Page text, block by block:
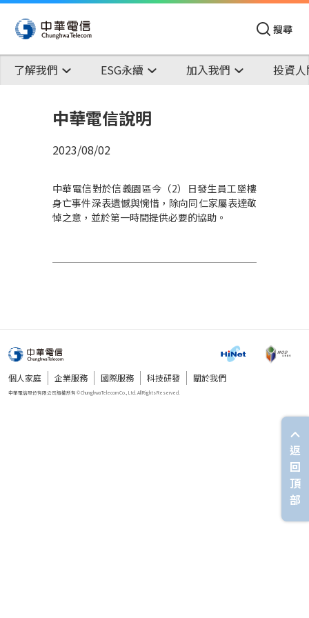
搜尋
了解我們 ESG永續 加入我們 投資
中華電信說明
2023/08/02
中華電信對於信義園區今（2）日發生員工墜樓
身亡事件深表遺憾與惋惜，除向同仁家屬表達敬
悼之意，並於第一時間提供必要的協助。
個人家庭 企業服務 國際服務 科技研發 關於我們
返
回
頂
部